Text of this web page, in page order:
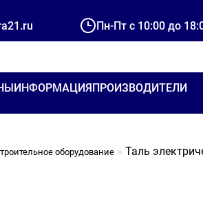
Пн-Пт с 10:00 до
ИНФОРМАЦИЯПРОИЗВОДИТЕЛИ
оборудование Таль